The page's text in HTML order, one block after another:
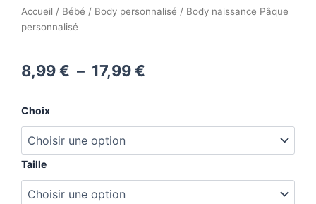
Accueil / Bébé / Body personnalisé / Body naissance Pâque
personnalisé
8,99€ – 17,99€
Choix
Taille
quantité
Body
naissance
Pâque
personnalisé